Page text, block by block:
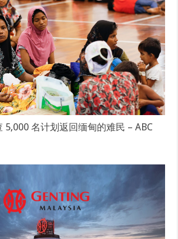
5,000 名计划返回缅甸的难民 – ABC